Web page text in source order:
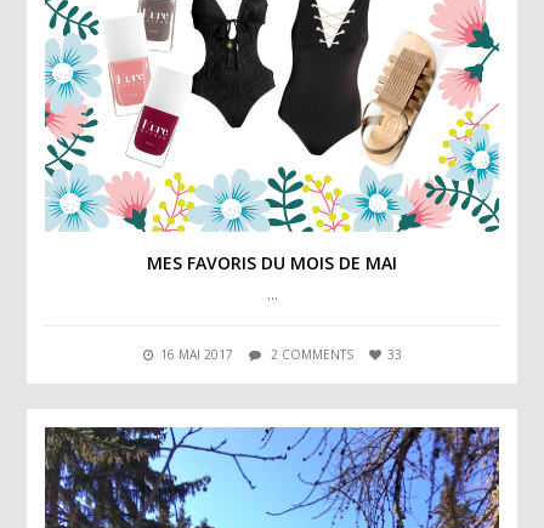
MES FAVORIS DU MOIS DE MAI
…
16 MAI 2017 2 COMMENTS 33